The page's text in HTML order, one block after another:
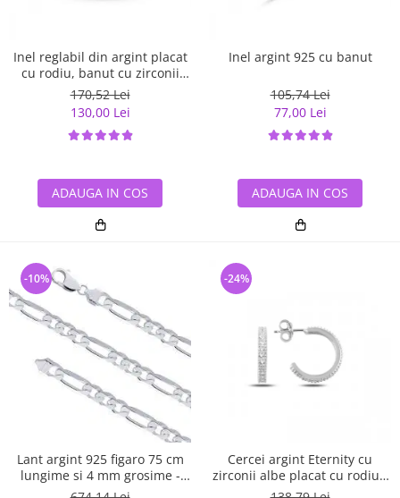
Inel reglabil din argint placat
cu rodiu, banut cu zirconii
albe si albastre
170,52 Lei
130,00 Lei
ADAUGA IN COS
Inel argint 925 cu banut
105,74 Lei
77,00 Lei
ADAUGA IN COS
Lant argint 925 figaro 75 cm
lungime si 4 mm grosime -
Classical You LSX0141
-10%
Cercei argint Eternity cu
zirconii albe placat cu rodiu -
ETU0153
-24%